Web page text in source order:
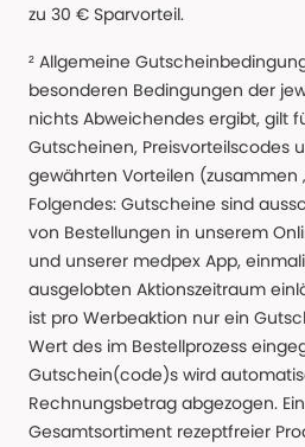
zu 30 € Sparvorteil.
² Allgemeine
besonderen Bedingungen der
nichts Abweichendes ergibt, gilt
Gutscheinen, Preisvorteilscodes
gewährten Vorteilen (zusammen
Folgendes: Gutscheine sind
von Bestellungen in unserem
und unserer medpex App,
ausgelobten Aktionszeitraum
ist pro Werbeaktion nur ein
Wert des im Bestellprozess
Gutschein(code)s wird
Rechnungsbetrag abgezogen.
Gesamtsortiment rezeptfreier